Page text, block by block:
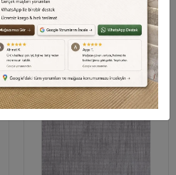
Ücretsiz Kargo Hızlı Teslimat